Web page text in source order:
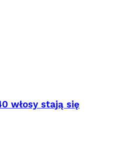
włosy stają się